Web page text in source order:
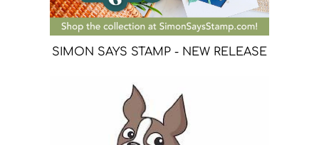
SIMON SAYS STAMP - NEW RELEASE